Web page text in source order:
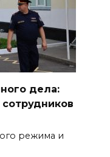
дела:
режима и